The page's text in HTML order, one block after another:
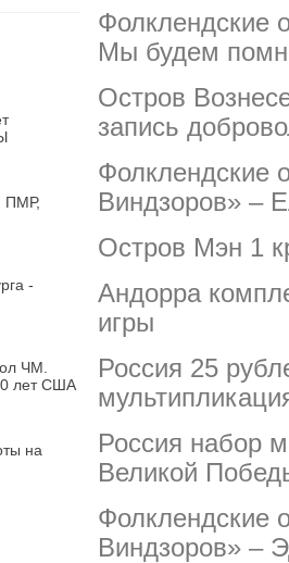
ПМР,
-
ЧМ.
лет США
на
Фолклендские
Мы будем
Остров
запись
Фолклендские
Виндзоров» –
Остров Мэн 1
Андорра
игры
Россия 25
Россия набор
Великой
Фолклендские
Виндзоров» –